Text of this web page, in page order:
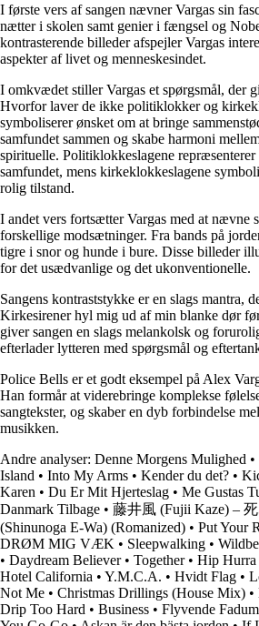
I første vers af sangen nævner Vargas sin
nætter i skolen samt genier i fængsel og
kontrasterende billeder afspejler Vargas
aspekter af livet og menneskesindet.
I omkvædet stiller Vargas et spørgsmål, der
Hvorfor laver de ikke politiklokker og
symboliserer ønsket om at bringe
samfundet sammen og skabe harmoni
spirituelle. Politiklokkeslagene
samfundet, mens kirkeklokkeslagene
rolig tilstand.
I andet vers fortsætter Vargas med at nævne
forskellige modsætninger. Fra bands på
tigre i snor og hunde i bure. Disse billeder
for det usædvanlige og det ukonventionelle.
Sangens kontraststykke er en slags mantra,
Kirkesirener hyl mig ud af min blanke dør
giver sangen en slags melankolsk og
efterlader lytteren med spørgsmål og
Police Bells er et godt eksempel på Alex
Han formår at viderebringe komplekse
sangtekster, og skaber en dyb forbindelse
musikken.
Andre analyser: Denne Morgens Mulighed •
Island • Into My Arms • Kender du det? •
Karen • Du Er Mit Hjerteslag • Me Gustas
Danmark Tilbage • 藤井風 (Fujii Kaze) –
(Shinunoga E-Wa) (Romanized) • Put Your
DRØM MIG VÆK • Sleepwalking •
• Daydream Believer• Together• Hip Hurra
Hotel California • Y.M.C.A. • Hvidt Flag •
Not Me • Christmas Drillings (House Mix) •
Drip Too Hard • Business • Flyvende